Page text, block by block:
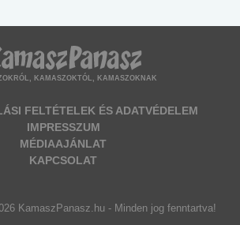
KAMASZOKTÓL, KAMASZOKNAK
FELTÉTELEK ÉS ADATVÉDELEM
IMPRESSZUM
MÉDIAAJÁNLAT
KAPCSOLAT
KamaszPanasz.hu - Minden jog fenntartva!